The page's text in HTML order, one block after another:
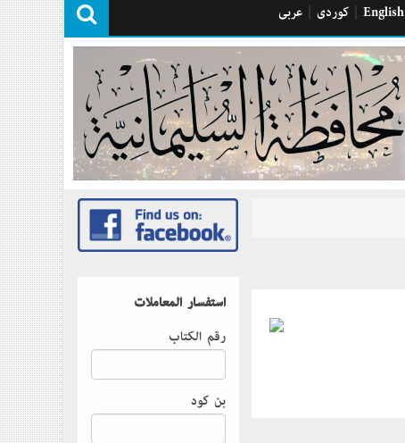
كوردی عربی English
استفسار المعاملات
رقم الكتاب
بن كود